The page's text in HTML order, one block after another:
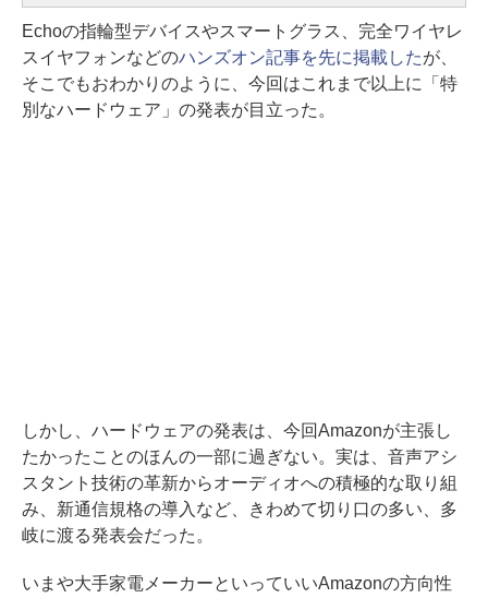
Echoの指輪型デバイスやスマートグラス、完全ワイヤレ
スイヤフォンなどのハンズオン記事を先に掲載したが、
そこでもおわかりのように、今回はこれまで以上に「特
別なハードウェア」の発表が目立った。
しかし、ハードウェアの発表は、今回Amazonが主張し
たかったことのほんの一部に過ぎない。実は、音声アシ
スタント技術の革新からオーディオへの積極的な取り組
み、新通信規格の導入など、きわめて切り口の多い、多
岐に渡る発表会だった。
いまや大手家電メーカーといっていいAmazonの方向性